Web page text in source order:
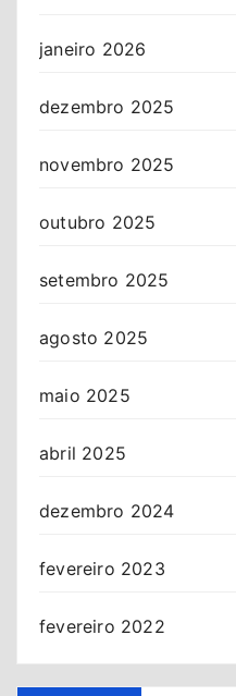
janeiro 2026
dezembro 2025
novembro 2025
outubro 2025
setembro 2025
agosto 2025
maio 2025
abril 2025
dezembro 2024
fevereiro 2023
fevereiro 2022